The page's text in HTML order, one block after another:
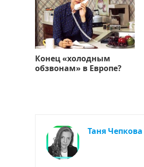
Конец «холодным
обзвонам» в Европе?
Таня Чепкова